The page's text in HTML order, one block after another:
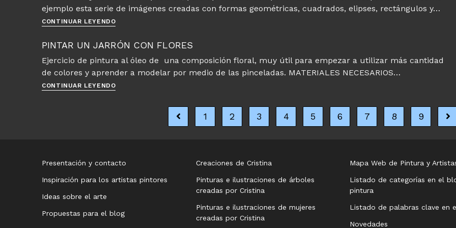
ejemplo esta serie de imágenes creadas con formas geométricas, cuadrados, elipses, rectángulos y…
CONTINUAR LEYENDOEntre
y
PINTAR UN JARRÓN CON FLORES
Ejercicio de pintura al óleo de una composición floral, muy útil para empezar a utilizar más cantidad
de colores y aprender a modelar por medio de las pinceladas. MATERIALES NECESARIOS…
CONTINUAR LEYENDOPintar
Ir a la página anterior
1 2 3 4 5 6 7 8 9 Ir
Presentación y contacto
Inspiración para los artistas pintores
Ideas sobre el arte
Propuestas para el blog
Creaciones de Cristina
Pinturas e ilustraciones de árboles
creadas por Cristina
Pinturas e ilustraciones de mujeres
creadas por Cristina
Mapa Web de Pintura y
Listado de categorías en el
pintura
Listado de palabras clave en
Novedades